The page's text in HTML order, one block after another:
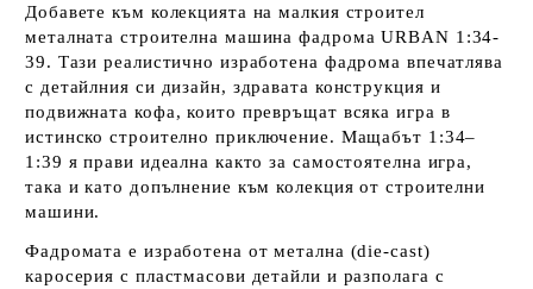
Добавете към колекцията на малкия строител
металната строителна машина фадрома URBAN 1:34-
39. Тази реалистично изработена фадрома впечатлява
с детайлния си дизайн, здравата конструкция и
подвижната кофа, които превръщат всяка игра в
истинско строително приключение. Мащабът 1:34–
1:39 я прави идеална както за самостоятелна игра,
така и като допълнение към колекция от строителни
машини.
Фадромата е изработена от метална (die-cast)
каросерия с пластмасови детайли и разполага с